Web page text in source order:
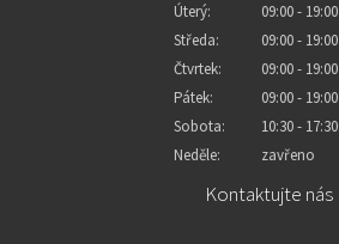
Úterý:
09:00 - 19:00
Středa:
09:00 - 19:00
Čtvrtek:
09:00 - 19:00
Pátek:
09:00 - 19:00
Sobota:
10:30 - 17:30
Neděle:
zavřeno
Kontaktujte nás